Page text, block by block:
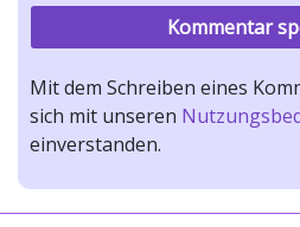
Mit dem Schreiben eines
sich mit unseren
einverstanden.